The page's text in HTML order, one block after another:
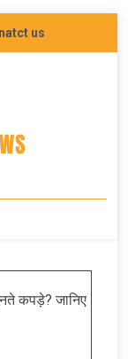
us
कपड़े? जानिए